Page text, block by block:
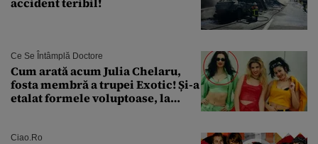
Ce Se Întâmplă Doctore
Cum arată acum Julia Chelaru,
fosta membră a trupei Exotic! Și-a
etalat formele voluptoase, la
Ciao.ro